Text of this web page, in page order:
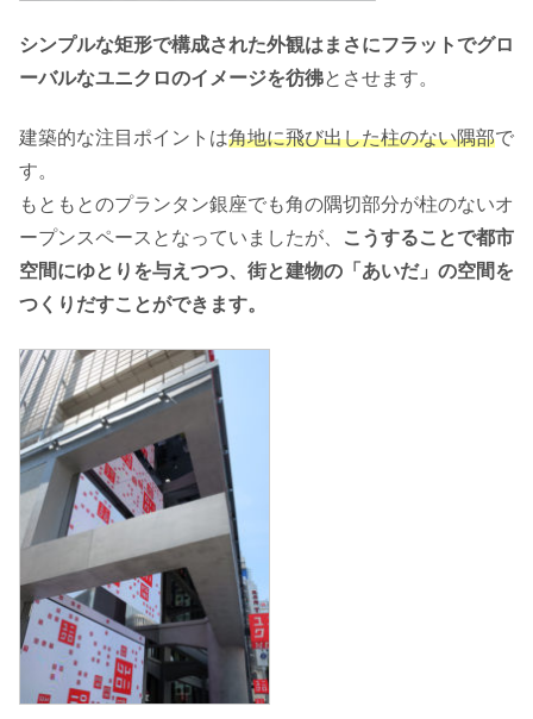
シンプルな矩形で構成された外観はまさにフラットでグロ
ーバルなユニクロのイメージを彷彿とさせます。
建築的な注目ポイントは角地に飛び出した柱のない隅部で
す。
もともとのプランタン銀座でも角の隅切部分が柱のないオ
ープンスペースとなっていましたが、
こうすることで都市
空間にゆとりを与えつつ、街と建物の「あいだ」の空間を
つくりだすことができます。